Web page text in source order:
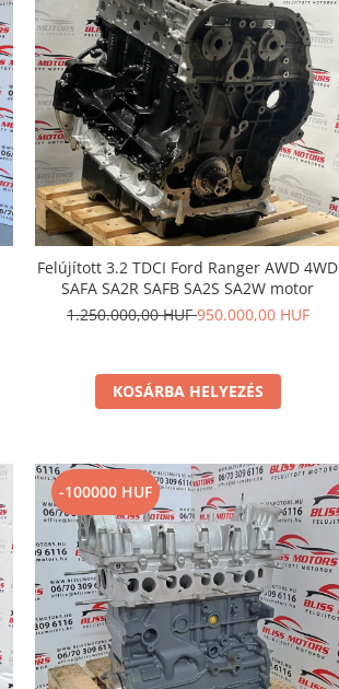
Felújított 3.2 TDCI Ford Ranger AWD 4WD
SAFA SA2R SAFB SA2S SA2W motor
1.250.000,00 HUF950.000,00 HUF
KOSÁRBA HELYEZÉS
-100000 HUF